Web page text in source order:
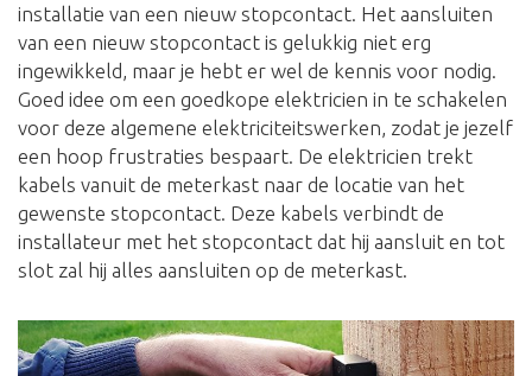
installatie van een nieuw stopcontact. Het aansluiten
van een nieuw stopcontact is gelukkig niet erg
ingewikkeld, maar je hebt er wel de kennis voor nodig.
Goed idee om een goedkope elektricien in te schakelen
voor deze algemene elektriciteitswerken, zodat je jezelf
een hoop frustraties bespaart. De elektricien trekt
kabels vanuit de meterkast naar de locatie van het
gewenste stopcontact. Deze kabels verbindt de
installateur met het stopcontact dat hij aansluit en tot
slot zal hij alles aansluiten op de meterkast.